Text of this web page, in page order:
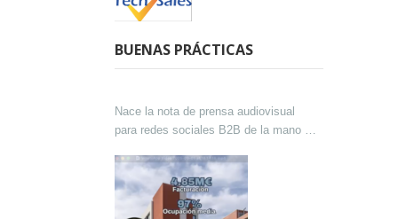
BUENAS PRÁCTICAS
Nace la nota de prensa audiovisual
para redes sociales B2B de la mano de